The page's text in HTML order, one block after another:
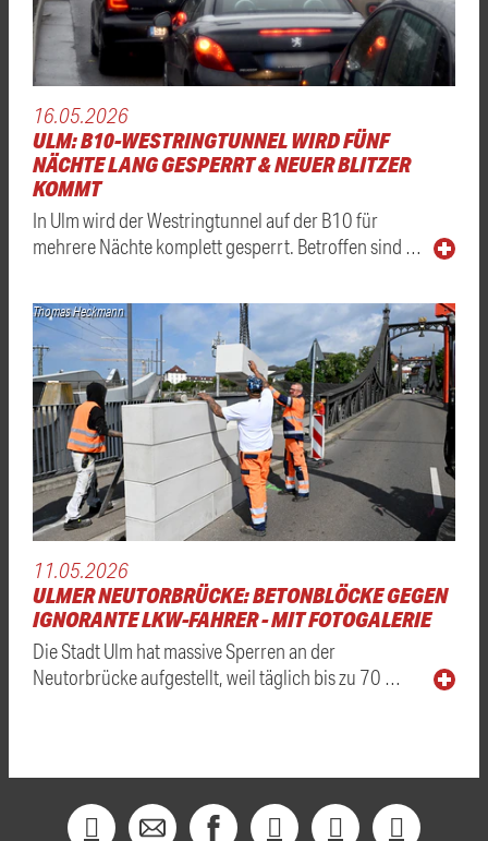
16.05.2026
ULM: B10-WESTRINGTUNNEL WIRD FÜNF
NÄCHTE LANG GESPERRT & NEUER BLITZER
KOMMT
In Ulm wird der Westringtunnel auf der B10 für
mehrere Nächte komplett gesperrt. Betroffen sind …
Thomas Heckmann
11.05.2026
ULMER NEUTORBRÜCKE: BETONBLÖCKE GEGEN
IGNORANTE LKW-FAHRER - MIT FOTOGALERIE
Die Stadt Ulm hat massive Sperren an der
Neutorbrücke aufgestellt, weil täglich bis zu 70 …